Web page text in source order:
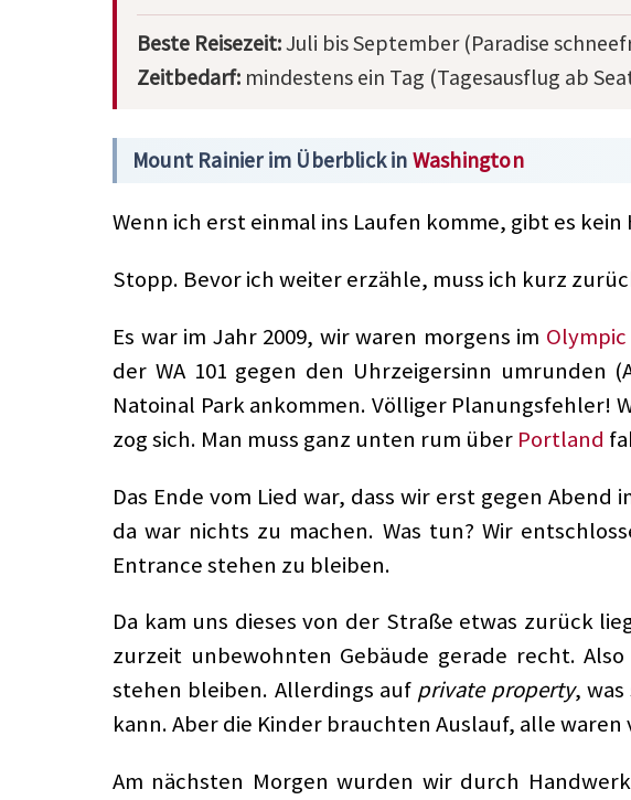
Beste Reisezeit:Juli bis September (Paradise
Zeitbedarf: mindestens ein Tag (Tagesausflug ab
Mount Rainier im Überblick in Washington
Wenn ich erst einmal ins Laufen komme, gibt es
Stopp. Bevor ich weiter erzähle, muss ich kurz
Es war im Jahr 2009, wir waren morgens im
der WA 101 gegen den Uhrzeigersinn umrunden
Natoinal Park ankommen. Völliger Planungsfehler!
zog sich. Man muss ganz unten rum über Portland
Das Ende vom Lied war, dass wir erst gegen
da war nichts zu machen. Was tun? Wir
Entrance stehen zu bleiben.
Da kam uns dieses von der Straße etwas zurück
zurzeit unbewohnten Gebäude gerade recht.
stehen bleiben. Allerdings auf private property,
kann. Aber die Kinder brauchten Auslauf, alle
Am nächsten Morgen wurden wir durch